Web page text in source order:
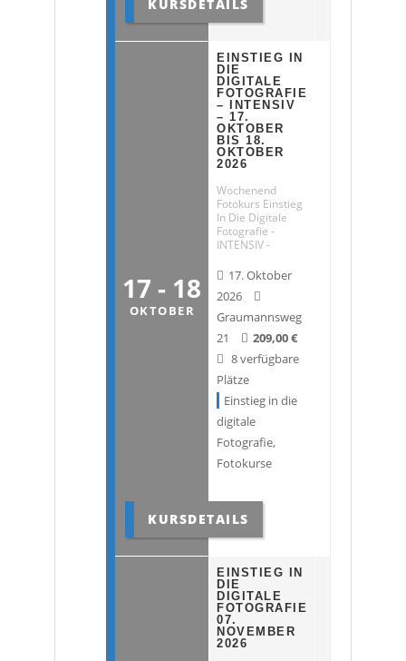
KURSDETAILS
17 - 18
OKTOBER
EINSTIEG IN
DIE
DIGITALE
FOTOGRAFIE
– INTENSIV
– 17.
OKTOBER
BIS 18.
OKTOBER
2026
Wochenend
Fotokurs Einstieg
In Die Digitale
Fotografie -
INTENSIV -
17. Oktober
2026
Graumannsweg
21
209,00€
8 verfügbare
Plätze
Einstieg in die
digitale
Fotografie,
Fotokurse
KURSDETAILS
EINSTIEG IN
DIE
DIGITALE
FOTOGRAFIE
07.
NOVEMBER
2026